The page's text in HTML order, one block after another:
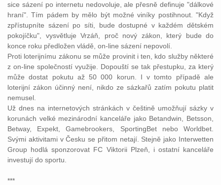
sice sázení po internetu nedovoluje, ale přesně definuje "dálkové
hraní". Tím pádem by mělo být možné viníky postihnout. "Když
zpřístupníte sázení po síti, bude dostupné v každém dětském
pokojíčku", vysvětluje Vrzáň, proč nový zákon , který bude do
konce roku předložen vládě, on-line sázení nepovolí.
Proti loterijnímu zákonu se může provinit i ten, kdo služby některé
z on-line společností využije. Dopouští se tak přestupku , za který
může dostat pokutu až 50 000 korun. I v tomto případě ale
loterijní zákon účinný není, nikdo ze sázkařů zatím pokutu platit
nemusel.
Už dnes na internetových stránkách v češtině umožňují sázky v
korunách velké mezinárodní kanceláře jako Betandwin, Betsson,
Betway, Expekt, Gamebrookers, SportingBet nebo Worldbet.
Svými aktivitami v Česku se přitom netají. Stejně jako Interwetten
Group hodlá sponzorovat FC Viktorii Plzeň, i ostatní kanceláře
investují do sportu.
***